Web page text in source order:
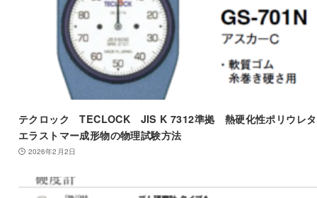
テクロック TECLOCK JIS K 7312準拠 熱硬化性ポリウレ
エラストマー成形物の物理試験方法
2026年2月2日